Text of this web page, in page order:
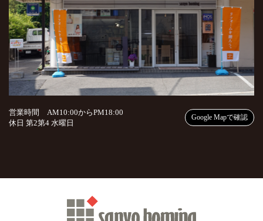
営業時間 AM10:00からPM18:00
休日 第2第4 水曜日
Google Mapで確認